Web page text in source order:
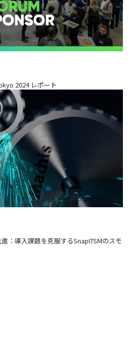
2024 レポート
：導入課題を克服するSnapITSMのスモ